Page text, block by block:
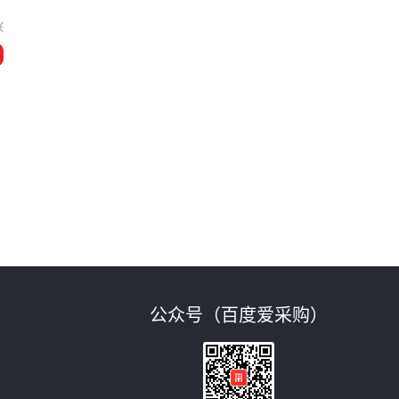
公众号（百度爱采购）